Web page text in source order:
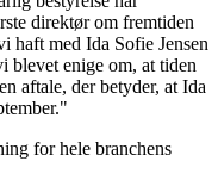
direktør om fremtiden
haft med Ida Sofie Jensen
blevet enige om, at tiden
aftale, der betyder, at Ida
for hele branchens